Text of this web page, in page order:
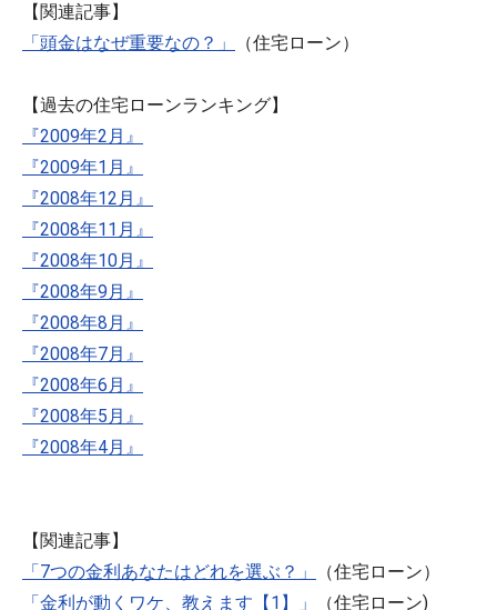
【関連記事】
「頭金はなぜ重要なの？」
（住宅ローン）
【過去の住宅ローンランキング】
『2009年2月』
『2009年1月』
『2008年12月』
『2008年11月』
『2008年10月』
『2008年9月』
『2008年8月』
『2008年7月』
『2008年6月』
『2008年5月』
『2008年4月』
【関連記事】
「7つの金利あなたはどれを選ぶ？」
（住宅ローン）
「金利が動くワケ、教えます【1】」
（住宅ローン)